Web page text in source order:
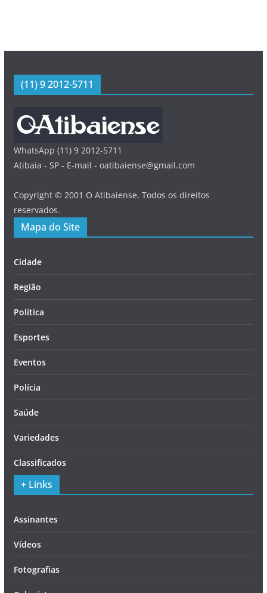
(11) 9 2012-5711
WhatsApp (11) 9 2012-5711
Atibaia - SP - E-mail - oatibaiense@gmail.com
Copyright © 2001 O Atibaiense. Todos os direitos
reservados.
Mapa do Site
Cidade
Região
Política
Esportes
Eventos
Polícia
Saúde
Variedades
Classificados
+ Links
Assinantes
Vídeos
Fotografias